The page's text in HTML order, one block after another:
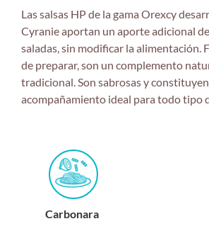
Las salsas HP de la gama Orexcy
Cyranie aportan un aporte adicional
saladas, sin modificar la alimentación.
de preparar, son un complemento
tradicional. Son sabrosas y
acompañamiento ideal para todo tipo
Carbonara